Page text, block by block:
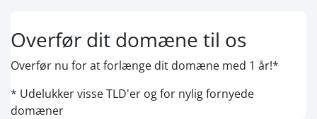
Overfør dit domæne til os
Overfør nu for at forlænge dit domæne med 1 år!*
* Udelukker visse TLD'er og for nylig fornyede
domæner